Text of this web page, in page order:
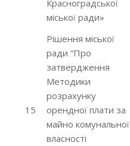
Красноградської
міської ради»
15
Рішення міської
ради “Про
затвердження
Методики
розрахунку
орендної плати за
майно комунальної
власності